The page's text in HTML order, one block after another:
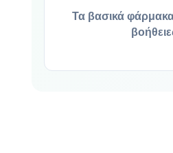
Τα βασικά